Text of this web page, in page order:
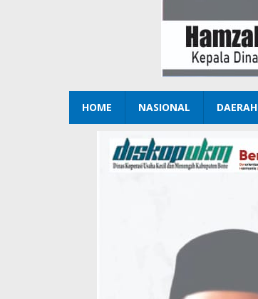
HOME NASIONAL DAERAH